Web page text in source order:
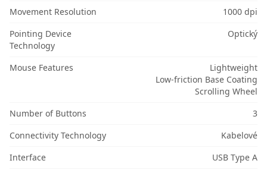
Movement Resolution
1000 dpi
Pointing Device
Technology
Optický
Mouse Features
Lightweight
Low-friction Base Coating
Scrolling Wheel
Number of Buttons
3
Connectivity Technology
Kabelové
Interface
USB Type A